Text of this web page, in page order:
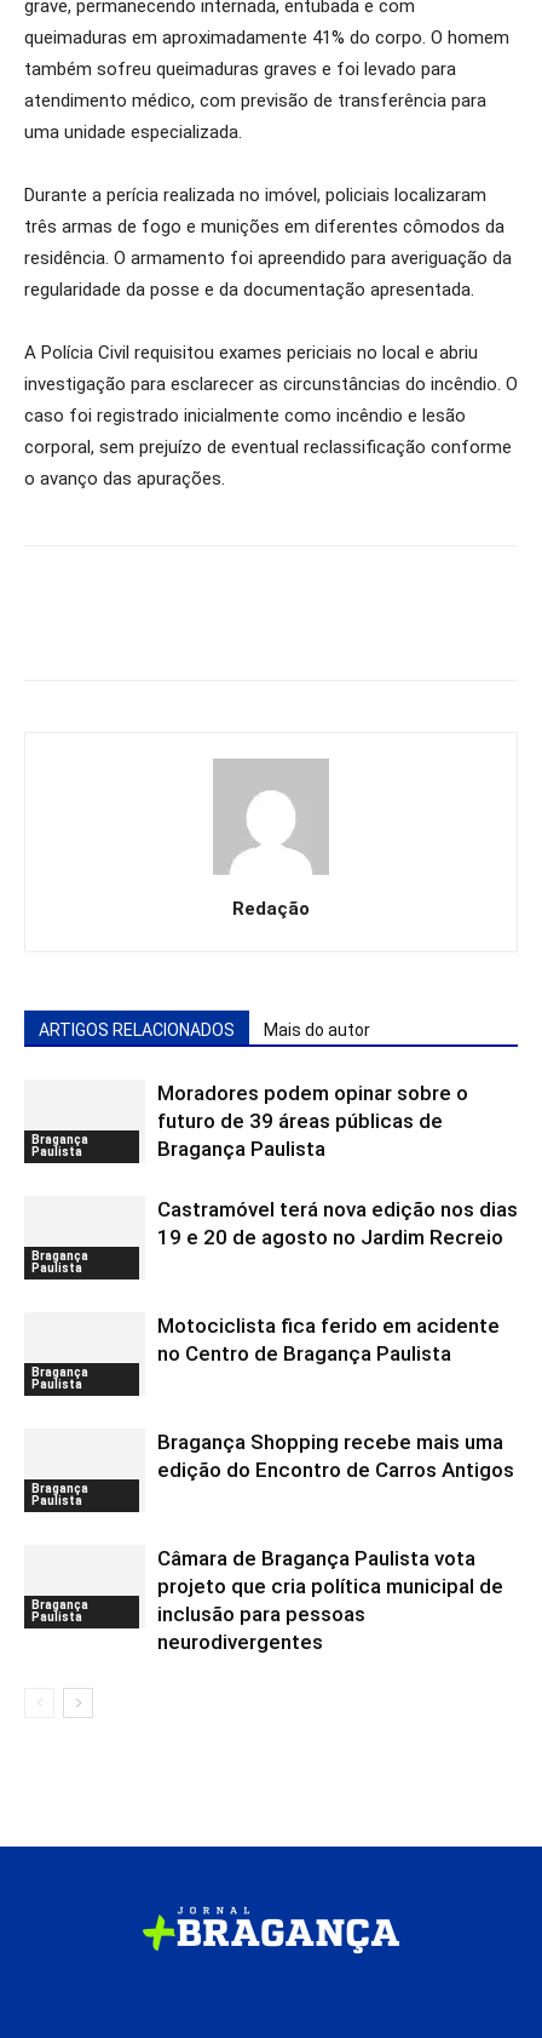
grave, permanecendo internada, entubada e com
queimaduras em aproximadamente 41% do corpo. O homem
também sofreu queimaduras graves e foi levado para
atendimento médico, com previsão de transferência para
uma unidade especializada.
Durante a perícia realizada no imóvel, policiais localizaram
três armas de fogo e munições em diferentes cômodos da
residência. O armamento foi apreendido para averiguação da
regularidade da posse e da documentação apresentada.
A Polícia Civil requisitou exames periciais no local e abriu
investigação para esclarecer as circunstâncias do incêndio. O
caso foi registrado inicialmente como incêndio e lesão
corporal, sem prejuízo de eventual reclassificação conforme
o avanço das apurações.
Redação
ARTIGOS RELACIONADOS Mais do autor
Bragança
Paulista
Moradores podem opinar sobre o
futuro de 39 áreas públicas de
Bragança Paulista
Bragança
Paulista
Castramóvel terá nova edição nos dias
19 e 20 de agosto no Jardim Recreio
Bragança
Paulista
Motociclista fica ferido em acidente
no Centro de Bragança Paulista
Bragança
Paulista
Bragança Shopping recebe mais uma
edição do Encontro de Carros Antigos
Bragança
Paulista
Câmara de Bragança Paulista vota
projeto que cria política municipal de
inclusão para pessoas
neurodivergentes